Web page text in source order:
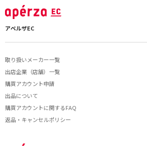
アペルザEC
取り扱いメーカー一覧
出店企業（店舗）一覧
購買アカウント申請
出品について
購買アカウントに関するFAQ
返品・キャンセルポリシー